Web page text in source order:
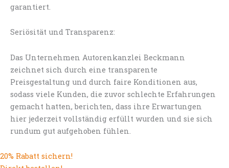
garantiert.
Seriösität und Transparenz:
Das Unternehmen Autorenkanzlei Beckmann
zeichnet sich durch eine transparente
Preisgestaltung und durch faire Konditionen aus,
sodass viele Kunden, die zuvor schlechte Erfahrungen
gemacht hatten, berichten, dass ihre Erwartungen
hier jederzeit vollständig erfüllt wurden und sie sich
rundum gut aufgehoben fühlen.
20% Rabatt sichern!